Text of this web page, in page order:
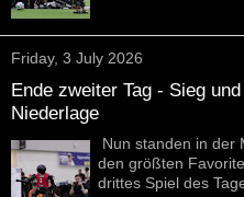
Friday, 3 July 2026
Ende zweiter Tag - Sieg und
Niederlage
Nun standen in der
den größten
drittes Spiel des